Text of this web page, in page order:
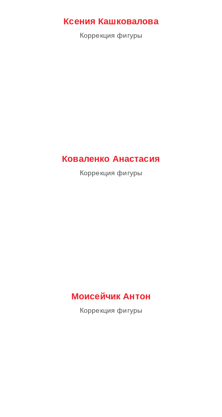
Ксения Кашковалова
Коррекция фигуры
Коваленко Анастасия
Коррекция фигуры
Моисейчик Антон
Коррекция фигуры